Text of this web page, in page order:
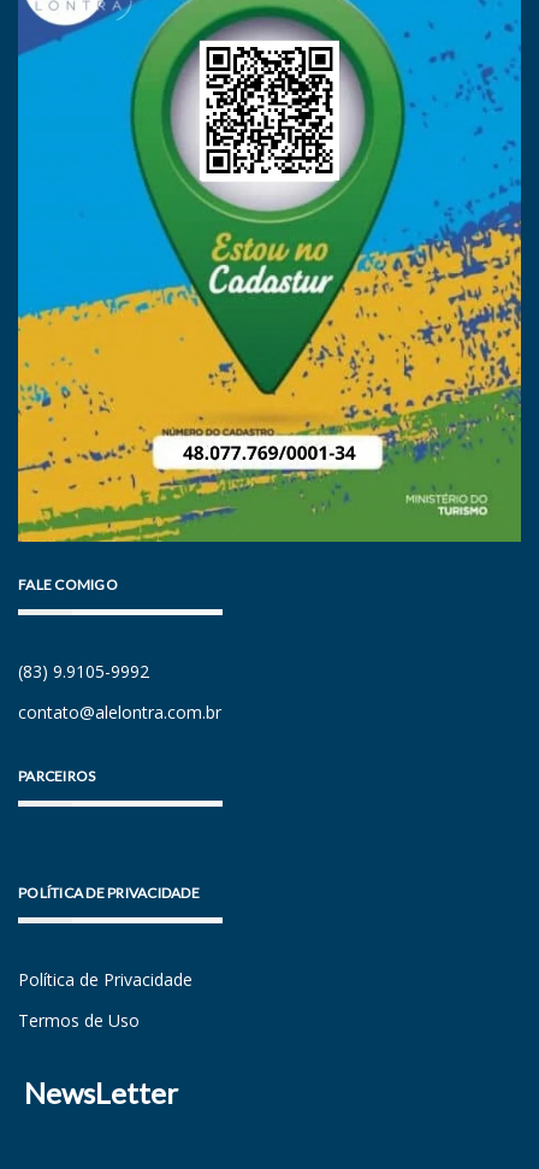
FALE COMIGO
(83) 9.9105-9992
contato@alelontra.com.br
PARCEIROS
POLÍTICA DE PRIVACIDADE
Política de Privacidade
Termos de Uso
NewsLetter